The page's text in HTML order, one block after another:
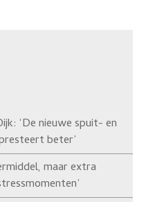
‘De nieuwe spuit- en
beter’
maar extra